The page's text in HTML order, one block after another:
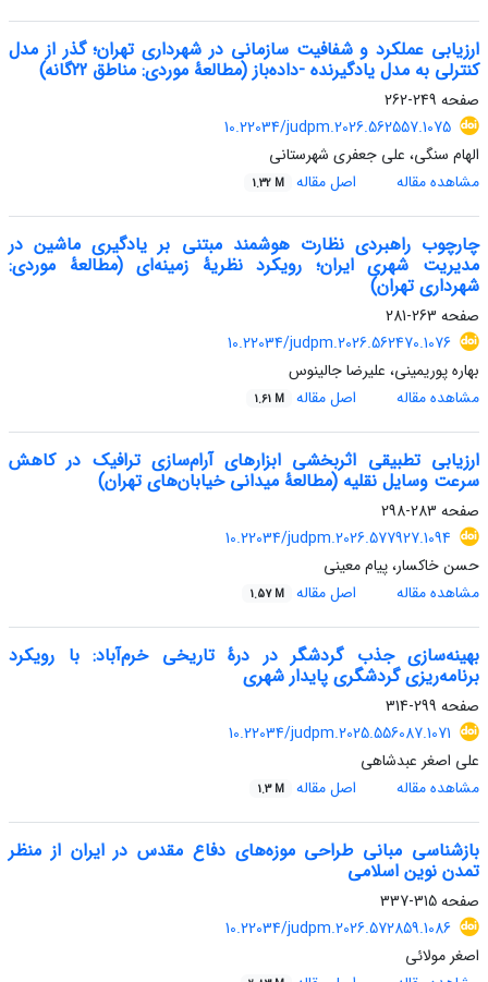
ارزیابی عملکرد و شفافیت سازمانی در شهرداری تهران؛ گذر از مدل
کنترلی به مدل یادگیرنده -داده‌باز (مطالعۀ موردی: مناطق 22گانه)
صفحه 249-262
10.22034/judpm.2026.562557.1075
الهام سنگی، علی جعفری شهرستانی
مشاهده مقاله
اصل مقاله 1.32 M
چارچوب راهبردی نظارت هوشمند مبتنی بر یادگیری ماشین در
مدیریت شهری ایران؛ رویکرد نظریۀ زمینه‌ای (مطالعۀ موردی:
شهرداری تهران)
صفحه 263-281
10.22034/judpm.2026.562470.1076
بهاره پوریمینی، علیرضا جالینوس
مشاهده مقاله
اصل مقاله 1.61 M
ارزیابی تطبیقی اثربخشی ابزارهای آرام‌سازی ترافیک در کاهش
سرعت وسایل نقلیه (مطالعۀ میدانی خیابان‌های تهران)
صفحه 283-298
10.22034/judpm.2026.577927.1094
حسن خاکسار، پیام معینی
مشاهده مقاله
اصل مقاله 1.57 M
بهینه‌سازی جذب گردشگر در درۀ تاریخی خرم‌آباد: با رویکرد
برنامه‌ریزی گردشگری پایدار شهری
صفحه 299-314
10.22034/judpm.2025.556087.1071
علی اصغر عبدشاهی
مشاهده مقاله
اصل مقاله 1.3 M
بازشناسی مبانی طراحی موزه‌های دفاع مقدس در ایران از منظر
تمدن نوین اسلامی
صفحه315-337
10.22034/judpm.2026.572859.1086
اصغر مولائی